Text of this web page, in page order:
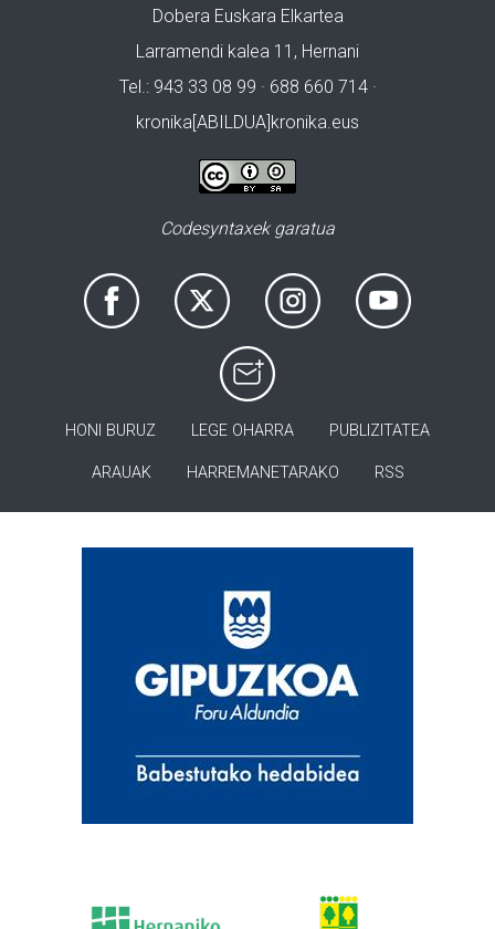
Dobera Euskara Elkartea
Larramendi kalea 11, Hernani
Tel.: 943 33 08 99 · 688 660 714 ·
kronika[ABILDUA]kronika.eus
Codesyntaxek garatua
HONI BURUZ LEGE OHARRA PUBLIZITATEA
ARAUAK HARREMANETARAKO RSS